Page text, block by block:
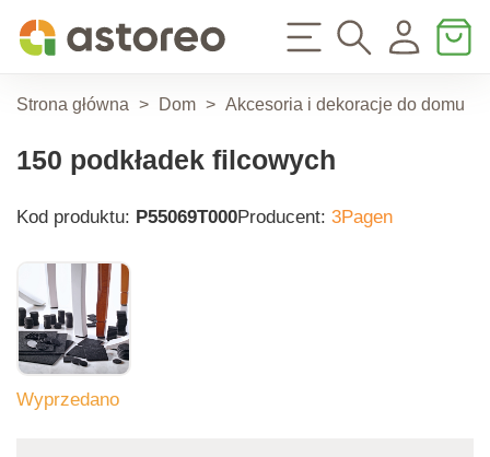
Strona główna > Dom > Akcesoria i dekoracje do domu
150 podkładek filcowych
Kod produktu: P55069T000Producent: 3Pagen
Wyprzedano